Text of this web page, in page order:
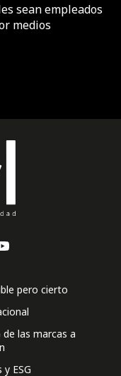
sean empleados
medios
pero cierto
de las marcas a
y ESG